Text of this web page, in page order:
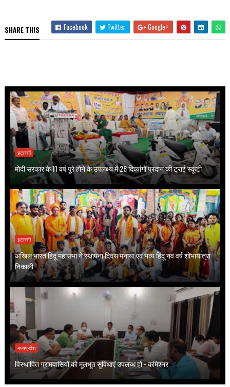
SHARE THIS Facebook Twitter Google+
इटारसी
मोदी सरकार के 11 वर्ष पूरे होने के उपलक्ष्य में 28 दिव्यांगों प्रदान की ट्राई स्कूटी
इटारसी
अखिल भारत हिंदू महासभा ने स्थापना दिवस मनाया एवं भव्य हिंदू नव वर्ष शोभायात्रा
निकाली
मध्यप्रदेश
विस्थापित ग्रामवासियों को मूलभूत सुविधाएं उपलब्ध हो - कमिश्नर